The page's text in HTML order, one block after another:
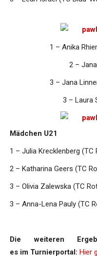
1 – Anika
2 –
3 – Jana
3 – Laura
Mädchen U21
1 – Julia Krecklenberg (TC
2 – Katharina Geers (TC
3 – Olivia Zalewska (TC
3 – Anna-Lena Pauly (TC
Die weiteren
es im Turnierportal: Hier